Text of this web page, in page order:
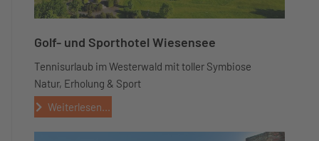
Golf- und Sporthotel Wiesensee
Tennisurlaub im Westerwald mit toller Symbiose
Natur, Erholung & Sport
Weiterlesen...